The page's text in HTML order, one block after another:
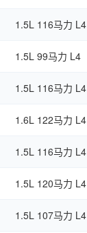
1.5L 116马力 L4
1.5L 99马力 L4
1.5L 116马力 L4
1.6L 122马力 L4
1.5L 116马力 L4
1.5L 120马力 L4
1.5L 107马力 L4